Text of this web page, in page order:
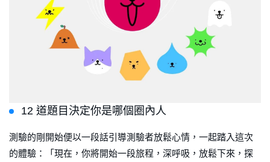
12 道題目決定你是哪個圈內人
測驗的剛開始便以一段話引導測驗者放鬆心情，一起踏入這次
的體驗：「現在，你將開始一段旅程，深呼吸，放鬆下來，探